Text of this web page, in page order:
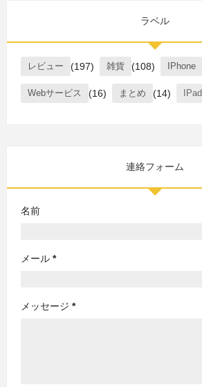
ラベル
レビュー (197) 雑貨 (108) IPhone
Webサービス (16) まとめ (14) IPad
連絡フォーム
名前
メール *
メッセージ *